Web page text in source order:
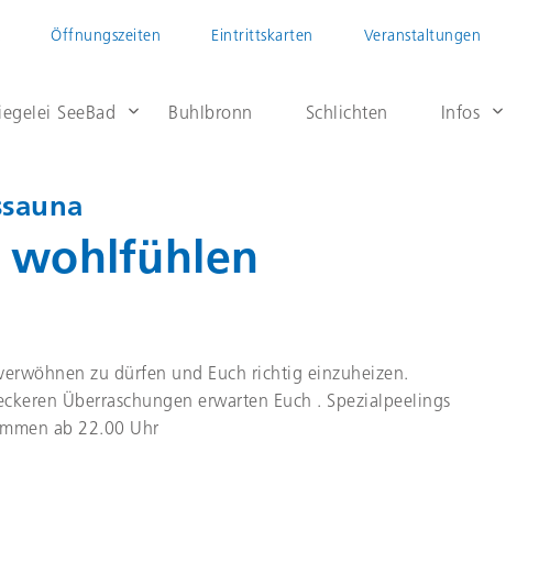
Öffnungszeiten Eintrittskarten Veranstaltungen
SeeBad Buhlbronn Schlichten Infos
wohlfühlen
zu dürfen und Euch richtig einzuheizen.
Überraschungen erwarten Euch . Spezialpeelings
ab 22.00 Uhr